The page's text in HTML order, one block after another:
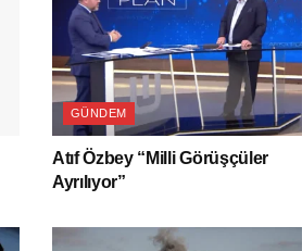
GÜNDEM
Atıf Özbey “Milli Görüşçüler
Ayrılıyor”